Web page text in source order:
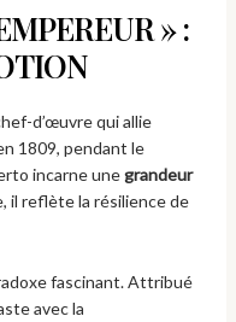
» :
d’œuvre qui allie
1809, pendant le
incarne unegrandeur
il reflète la résilience de
fascinant. Attribué
avec la